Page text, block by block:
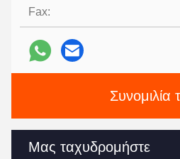
Fax:
Συνομιλία
Μας ταχυδρομήστε